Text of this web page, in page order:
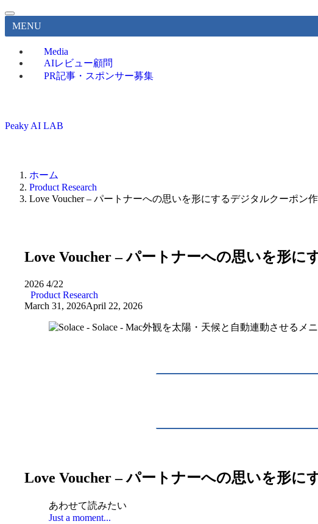
MENU
Media
AIレビュー顧問
PR記事・スポンサー募集
Peaky AI LAB
ホーム
Product Research
Love Voucher – パートナーへの思いを形にするデジタルクーポン
Love Voucher – パートナーへの思いを形に
2026 4/22
Product Research
March 31, 2026April 22, 2026
Love Voucher – パートナーへの思いを形に
あわせて読みたい
Just a moment...